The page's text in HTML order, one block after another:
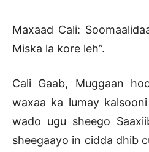
Maxaad Cali:
Miska la kore leh”.
Cali Gaab, Muggaan
waxaa ka lumay
wado ugu sheego
sheegaayo in cidda dhib